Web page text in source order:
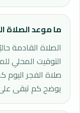
ما موعد الصلاة
التوقيت المحلي
صلاة الفجر
يوضح كم تبقى على